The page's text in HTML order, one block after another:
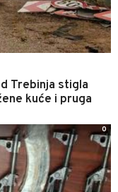
Trebinja stigla
kuće i pruga
0